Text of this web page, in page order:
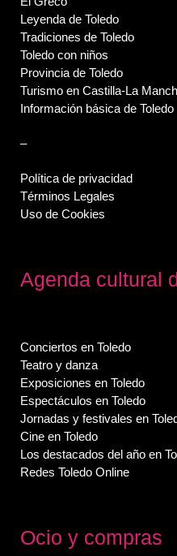
Leyenda de Toledo
Tradiciones de Toledo
Toledo con niños
Provincia de Toledo
Turismo en Castilla-La
Información básica de Toledo
–
Política de privacidad
Términos Legales
Uso de Cookies
Agenda cultural
Conciertos en Toledo
Teatro y danza
Exposiciones en Toledo
Espectáculos en Toledo
Jornadas y festivales en
Cine en Toledo
Los destacados del año en
Redes Toledo Online
Ocio y compras